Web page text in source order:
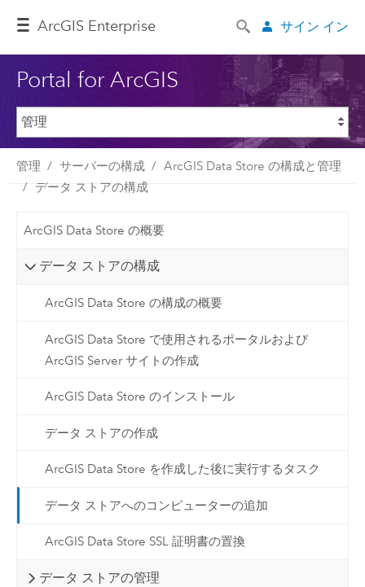
ArcGIS Enterprise サイン イン
Portal for ArcGIS
管理 サーバーの構成
ArcGIS Data Store の構成と管理
データ ストアの構成
ArcGIS Data Store の概要
データ ストアの構成
ArcGIS Data Store の構成の概要
ArcGIS Data Store で使用されるポータルおよび
ArcGIS Server サイトの作成
ArcGIS Data Store のインストール
データ ストアの作成
ArcGIS Data Store を作成した後に実行するタスク
データ ストアへのコンピューターの追加
ArcGIS Data Store SSL 証明書の置換
データ ストアの管理